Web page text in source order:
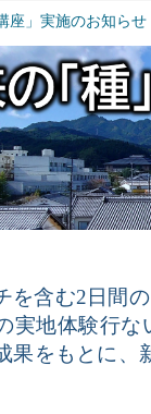
座」実施のお知らせ
を含む2日間
実地体験行な
果をもとに、